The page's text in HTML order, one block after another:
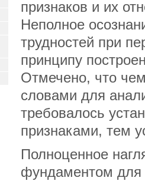
признаков и их
Неполное
трудностей при
принципу
Отмечено, что
словами для
требовалось
признаками, тем
Полноценное
фундаментом для